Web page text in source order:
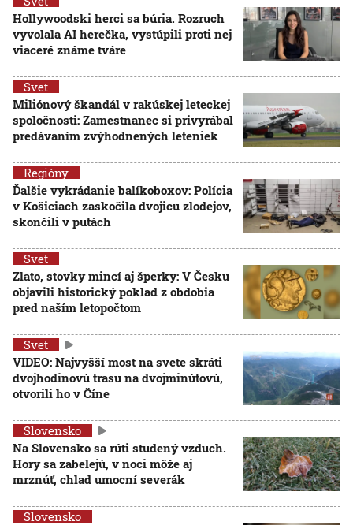
Hollywoodski herci sa búria. Rozruch
vyvolala AI herečka, vystúpili proti nej
viaceré známe tváre
Svet
Miliónový škandál v rakúskej leteckej
spoločnosti: Zamestnanec si privyrábal
predávaním zvýhodnených leteniek
Regióny
Ďalšie vykrádanie balíkoboxov: Polícia
v Košiciach zaskočila dvojicu zlodejov,
skončili v putách
Svet
Zlato, stovky mincí aj šperky: V Česku
objavili historický poklad z obdobia
pred naším letopočtom
Svet
VIDEO: Najvyšší most na svete skráti
dvojhodinovú trasu na dvojminútovú,
otvorili ho v Číne
Slovensko
Na Slovensko sa rúti studený vzduch.
Hory sa zabelejú, v noci môže aj
mrznúť, chlad umocní severák
Slovensko